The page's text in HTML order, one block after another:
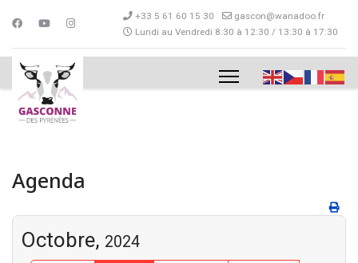
+33 5 61 60 15 30
gascon@wanadoo.fr
Lundi au Vendredi 8:30 à 12:30 / 13:30 à 17:30
Agenda
Octobre, 2024